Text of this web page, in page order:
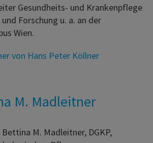
Gesundheits- und Krankenpflege
Forschung u. a. an der
Wien.
von Hans Peter Köllner
M. Madleitner
M. Madleitner, DGKP,